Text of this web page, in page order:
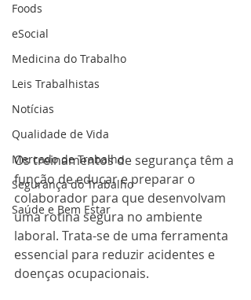
Foods
eSocial
Medicina do Trabalho
Leis Trabalhistas
Notícias
Qualidade de Vida
Mercado de Trabalho
Segurança do Trabalho
Saúde e Bem Estar
Os treinamentos de segurança têm a
função de educar e preparar o
colaborador para que desenvolvam
uma rotina segura no ambiente
laboral. Trata-se de uma ferramenta
essencial para reduzir acidentes e
doenças ocupacionais.